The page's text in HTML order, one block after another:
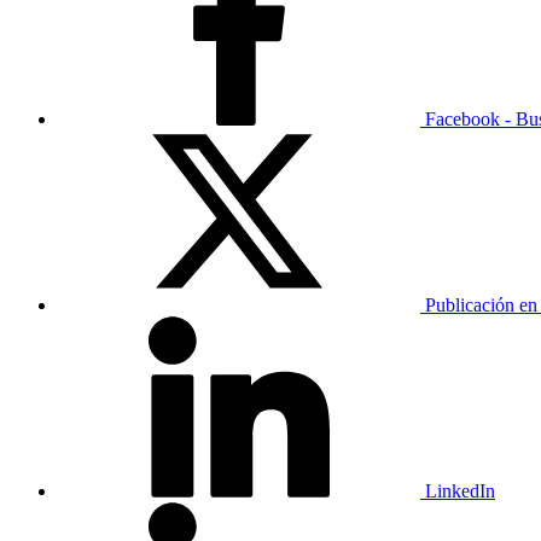
Facebook -
Publicación
LinkedIn